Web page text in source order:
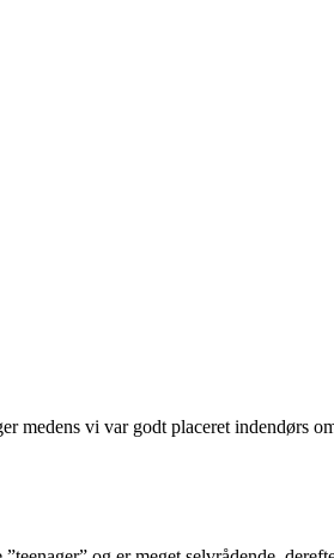
vi var godt placeret indendørs